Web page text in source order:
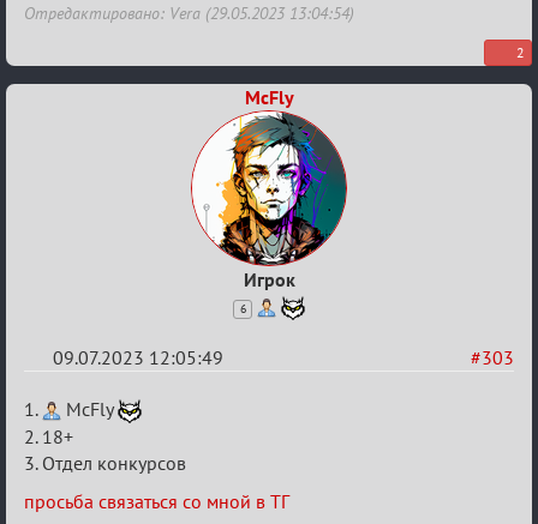
Отредактировано: Vera (29.05.2023 13:04:54)
2
McFly
Игрок
6
#303
09.07.2023 12:05:49
Re:
Заявки
в
Авторитеты²
1.
McFly
2. 18+
3. Отдел конкурсов
просьба связаться со мной в ТГ